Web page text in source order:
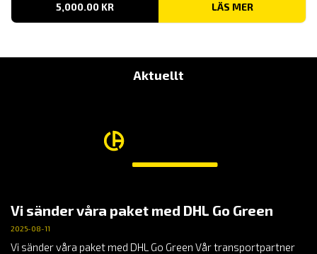
5,000.00 KR LÄS MER
Aktuellt
Vi sänder våra paket med DHL Go Green
2025-08-11
Vi sänder våra paket med DHL Go Green Vår transportpartner